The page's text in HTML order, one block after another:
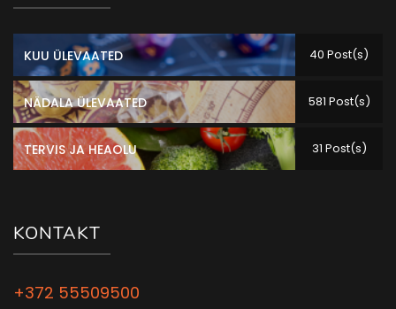
KUU ÜLEVAATED 40 Post(s)
NÄDALA ÜLEVAATED 581 Post(s)
TERVIS JA HEAOLU 31 Post(s)
KONTAKT
+372 55509500